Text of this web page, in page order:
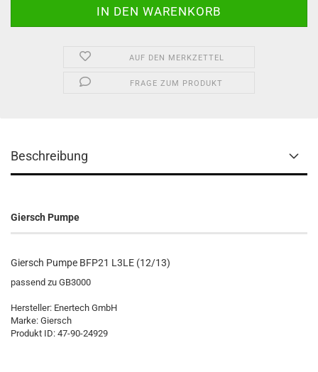
AUF DEN MERKZETTEL
FRAGE ZUM PRODUKT
Beschreibung
Giersch Pumpe
Giersch Pumpe BFP21 L3LE (12/13)
passend zu GB3000
Hersteller: Enertech GmbH
Marke: Giersch
Produkt ID: 47-90-24929